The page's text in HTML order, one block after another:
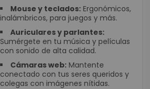
Mouse y teclados: Ergonómicos,
inalámbricos, para juegos y más.
Auriculares y parlantes:
Sumérgete en tu música y películas
con sonido de alta calidad.
Cámaras web: Mantente
conectado con tus seres queridos y
colegas con imágenes nítidas.